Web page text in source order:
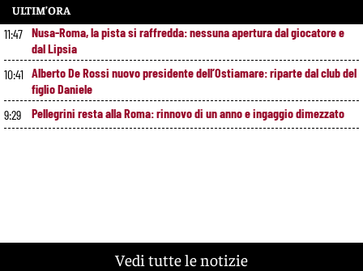
ULTIM’ORA
11:47 Nusa-Roma, la pista si raffredda: nessuna apertura dal giocatore e
dal Lipsia
10:41 Alberto De Rossi nuovo presidente dell’Ostiamare: riparte dal club del
figlio Daniele
9:29
Pellegrini resta alla Roma: rinnovo di un anno e ingaggio dimezzato
Vedi tutte le notizie